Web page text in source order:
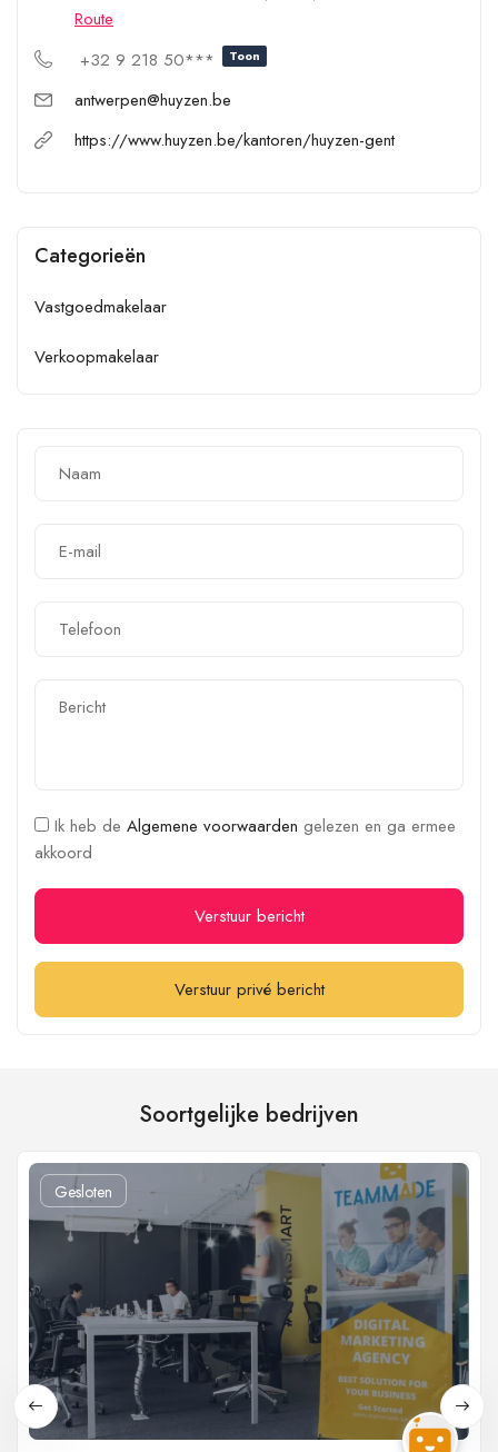
Route
+32 9 218 50***
Toon
antwerpen@huyzen.be
https://www.huyzen.be/kantoren/huyzen-gent
Categorieën
Vastgoedmakelaar
Verkoopmakelaar
Ik heb de Algemene voorwaarden gelezen en ga ermee
akkoord
Verstuur bericht
Verstuur privé bericht
Soortgelijke bedrijven
Gesloten